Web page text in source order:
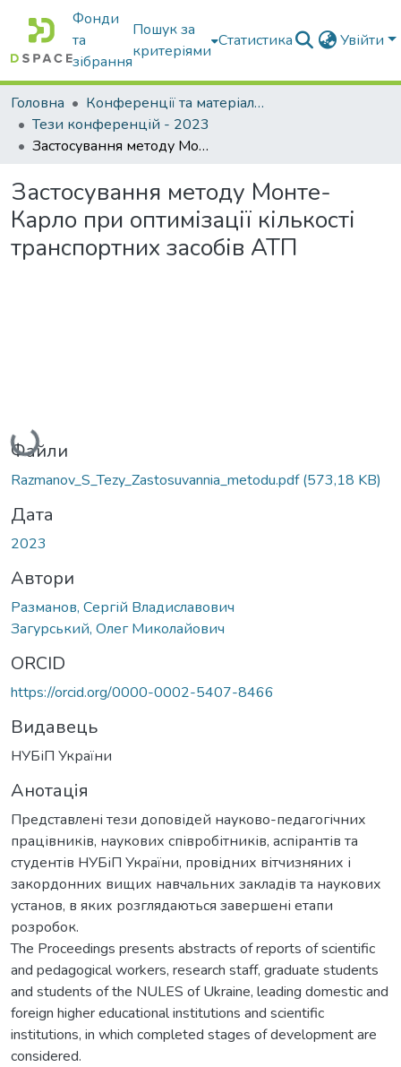
Фонди
та
зібрання
Пошук за
критеріями
Статистика Увійти
Головна
Конференції та матеріали конференцій
Тези конференцій - 2023
Застосування методу Монте-Карло при оптимізації кількості транспортних засобів АТП
Застосування методу Монте-
Карло при оптимізації кількості
транспортних засобів АТП
Вантажиться...
Файли
Razmanov_S_Tezy_Zastosuvannia_metodu.pdf(573,18 KB)
Дата
2023
Автори
Разманов, Сергій Владиславович
Загурський, Олег Миколайович
ORCID
https://orcid.org/0000-0002-5407-8466
Видавець
НУБіП України
Анотація
Представлені тези доповідей науково-педагогічних
працівників, наукових співробітників, аспірантів та
студентів НУБіП України, провідних вітчизняних і
закордонних вищих навчальних закладів та наукових
установ, в яких розглядаються завершені етапи
розробок.
The Proceedings presents abstracts of reports of scientific
and pedagogical workers, research staff, graduate students
and students of the NULES of Ukraine, leading domestic and
foreign higher educational institutions and scientific
institutions, in which completed stages of development are
considered.